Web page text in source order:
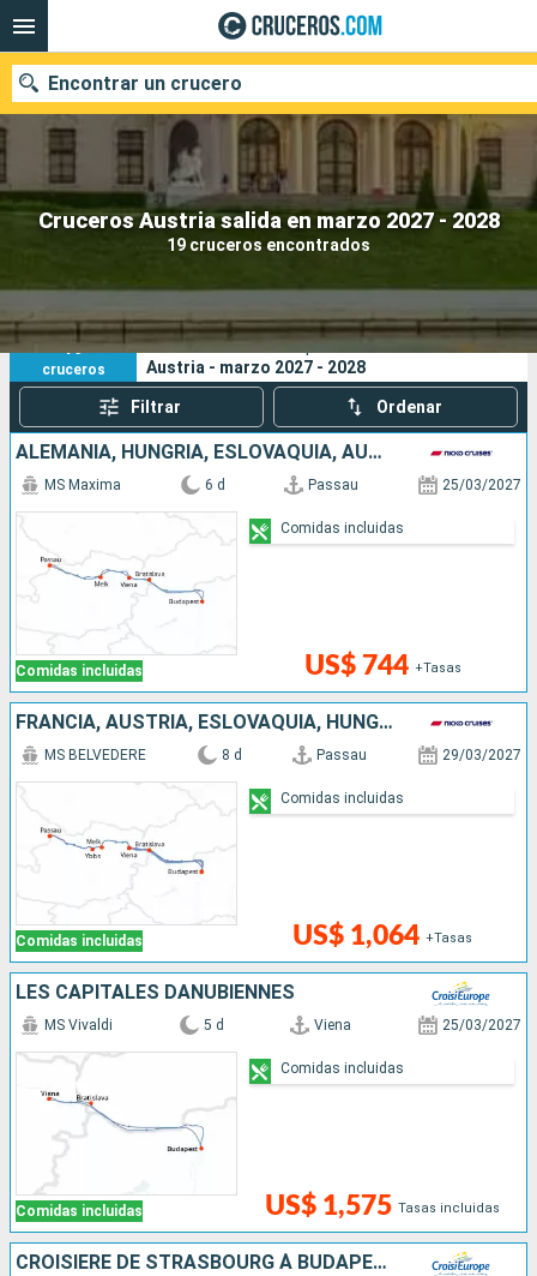
Cruceros Austria salida en marzo 2027 - 2028
19 cruceros encontrados
Encontrar un crucero
Nuestros destinos
Puertos Compañías
Buscar
19
cruceros
Sus criterios de búsqueda:
Austria - marzo 2027 - 2028
Filtrar Ordenar
ALEMANIA, HUNGRÍA, ESLOVAQUIA, AUSTRIA
Comidas incluidas
MS Maxima 6 d Passau 25/03/2027
US$ 744 +Tasas
Comidas incluidas
FRANCIA, AUSTRIA, ESLOVAQUIA, HUNGRÍA, ALEMANIA
Comidas incluidas
MS BELVEDERE 8 d Passau 29/03/2027
US$ 1,064 +Tasas
Comidas incluidas
LES CAPITALES DANUBIENNES
Comidas incluidas
MS Vivaldi 5 d Viena 25/03/2027
US$ 1,575 Tasas incluidas
Comidas incluidas
CROISIÈRE DE STRASBOURG À BUDAPEST, UNE CROISIÈRE TRANSEUROPÉENNE